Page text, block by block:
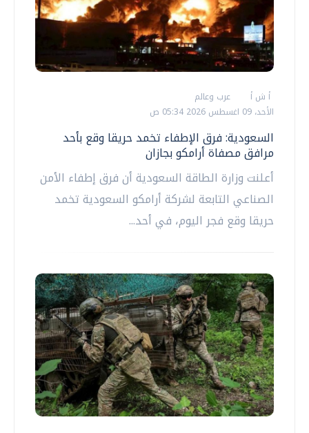
أ ش أ
عرب وعالم
الأحد، 09 اغسطس 2026 05:34 ص
السعودية: فرق الإطفاء تخمد حريقا وقع بأحد
مرافق مصفاة أرامكو بجازان
أعلنت وزارة الطاقة السعودية أن فرق إطفاء الأمن
الصناعي التابعة لشركة أرامكو السعودية تخمد
حريقا وقع فجر اليوم، في أحد...